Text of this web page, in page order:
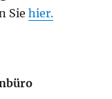
Siehier.